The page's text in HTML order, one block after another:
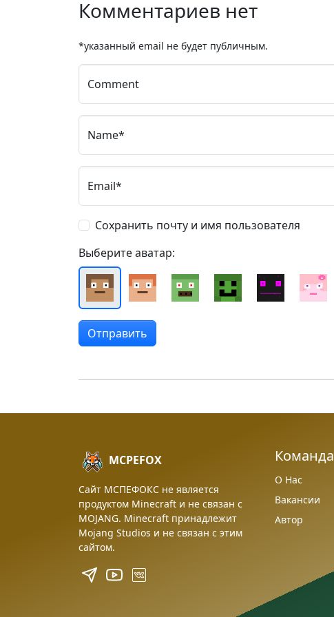
Комментариев нет
*указанный email не будет публичным.
Comment
Name*
Email*
Сохранить почту и имя пользователя
Выберите аватар:
MCPEFOX
Сайт МСПЕФОКС не является
продуктом Minecraft и не связан с
MOJANG. Minecraft принадлежит
Mojang Studios и не связан с этим
сайтом.
Команда
О Нас
Вакансии
Автор